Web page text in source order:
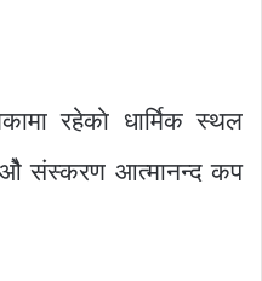
रहेकाे धार्मिक स्थल
ओै संस्करण आत्मानन्द कप